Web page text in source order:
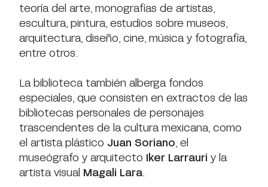
teoría del arte, monografías de artistas,
escultura, pintura, estudios sobre museos,
arquitectura, diseño, cine, música y fotografía,
entre otros.
La biblioteca también alberga fondos
especiales, que consisten en extractos de las
bibliotecas personales de personajes
trascendentes de la cultura mexicana, como
el artista plástico Juan Soriano , el
museógrafo y arquitecto Iker Larrauri y la
artista visual Magali Lara